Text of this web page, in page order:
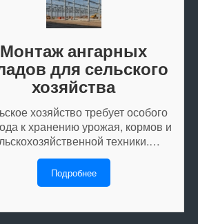
Монтаж ангарных
для сельского
хозяйства
хозяйство требует особого
к хранению урожая, кормов и
техники.…
Подробнее